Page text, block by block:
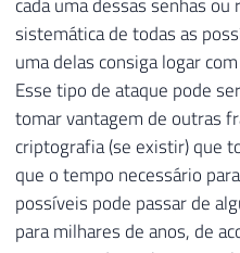
cada uma dessas senhas
sistemática de todas as
uma delas consiga logar
Esse tipo de ataque pode
tomar vantagem de outras
criptografia (se existir) que
que o tempo necessário
possíveis pode passar de
para milhares de anos, de